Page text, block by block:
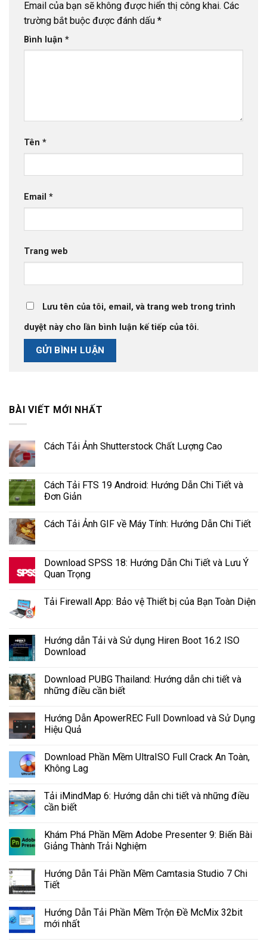
Email của bạn sẽ không được hiển thị công khai. Các
trường bắt buộc được đánh dấu *
Bình luận *
Tên *
Email *
Trang web
Lưu tên của tôi, email, và trang web trong trình
duyệt này cho lần bình luận kế tiếp của tôi.
BÀI VIẾT MỚI NHẤT
Cách Tải Ảnh Shutterstock Chất Lượng Cao
Cách Tải FTS 19 Android: Hướng Dẫn Chi Tiết và
Đơn Giản
Cách Tải Ảnh GIF về Máy Tính: Hướng Dẫn Chi Tiết
Download SPSS 18: Hướng Dẫn Chi Tiết và Lưu Ý
Quan Trọng
Tải Firewall App: Bảo vệ Thiết bị của Bạn Toàn Diện
Hướng dẫn Tải và Sử dụng Hiren Boot 16.2 ISO
Download
Download PUBG Thailand: Hướng dẫn chi tiết và
những điều cần biết
Hướng Dẫn ApowerREC Full Download và Sử Dụng
Hiệu Quả
Download Phần Mềm UltraISO Full Crack An Toàn,
Không Lag
Tải iMindMap 6: Hướng dẫn chi tiết và những điều
cần biết
Khám Phá Phần Mềm Adobe Presenter 9: Biến Bài
Giảng Thành Trải Nghiệm
Hướng Dẫn Tải Phần Mềm Camtasia Studio 7 Chi
Tiết
Hướng Dẫn Tải Phần Mềm Trộn Đề McMix 32bit
mới nhất